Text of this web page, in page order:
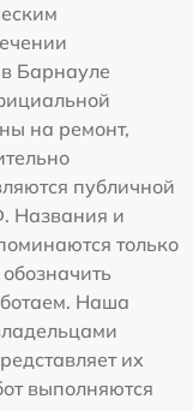
Барнауле
на ремонт,
публичной
Названия и
только
Наша
их
выполняются